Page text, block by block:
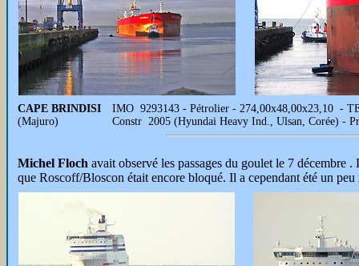
CAPE BRINDISI
(Majuro)
IMO 9293143 - Pétrolier - 274,00x48,00x23,10 -
Constr 2005 (Hyundai Heavy Ind., Ulsan, Corée) -
Michel Floch avait observé les passages du goulet le 7 décembre .
que Roscoff/Bloscon était encore bloqué. Il a cependant été un